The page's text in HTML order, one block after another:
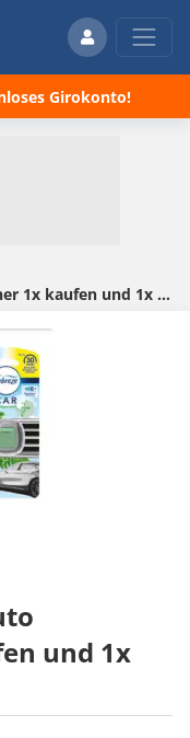
Girokonto!
und 1x gratis dazu
und 1x